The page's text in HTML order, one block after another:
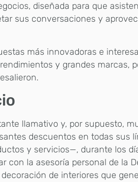
diseñada para que
sus conversaciones y
más innovadoras e
y grandes marcas,
llamativo y, por supuesto,
descuentos en todas sus
y servicios—, durante los
con la asesoría personal de la
de interiores que